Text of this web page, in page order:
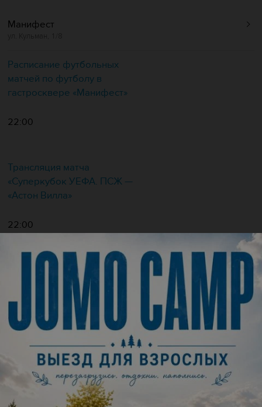
Манифест
Расписание футбольных
матчей по футболу в
гастросквере «Манифест»
22:00
Трансляция матча
«Суперкубок УЕФА. ПСЖ —
«Астон Вилла»
22:00
пр-т Машерова, 17/3
Ночной бильярд
23:00
Ледовый дворец спорта